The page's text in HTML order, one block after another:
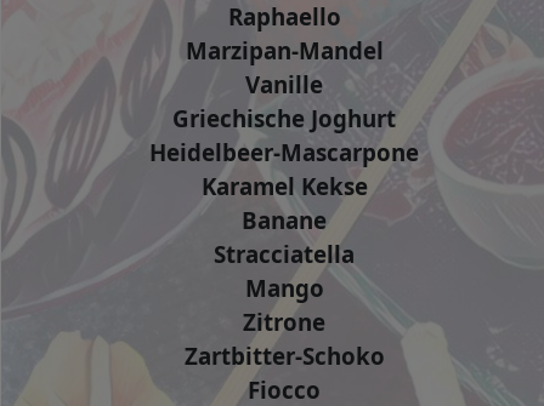
Raphaello
Marzipan-Mandel
Vanille
Griechische Joghurt
Heidelbeer-Mascarpone
Karamel Kekse
Banane
Stracciatella
Mango
Zitrone
Zartbitter-Schoko
Fiocco